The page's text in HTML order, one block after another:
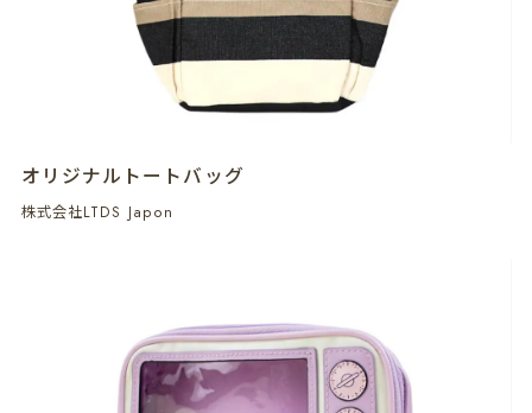
オリジナルトートバッグ
株式会社LTDS Japon